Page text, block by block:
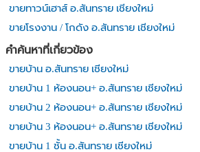
ขายทาวน์เฮาส์ อ.สันทราย เชียงใหม่
ขายโรงงาน / โกดัง อ.สันทราย เชียงใหม่
คำค้นหาที่เกี่ยวข้อง
ขายบ้าน อ.สันทราย เชียงใหม่
ขายบ้าน 1 ห้องนอน+ อ.สันทราย เชียงใหม่
ขายบ้าน 2 ห้องนอน+ อ.สันทราย เชียงใหม่
ขายบ้าน 3 ห้องนอน+ อ.สันทราย เชียงใหม่
ขายบ้าน 1 ชั้น อ.สันทราย เชียงใหม่